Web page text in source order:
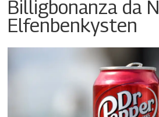
Billigbonanza da
Elfenbenkysten